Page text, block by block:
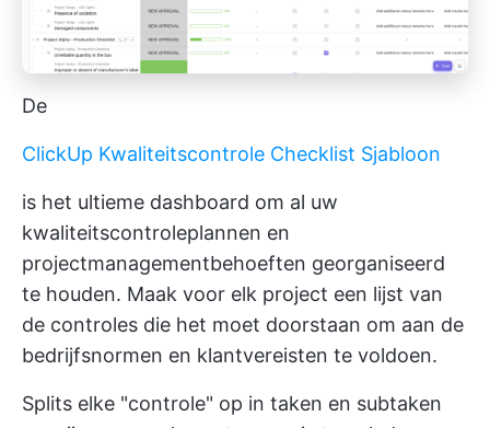
De
ClickUp Kwaliteitscontrole Checklist Sjabloon
is het ultieme dashboard om al uw
kwaliteitscontroleplannen en
projectmanagementbehoeften georganiseerd
te houden. Maak voor elk project een lijst van
de controles die het moet doorstaan om aan de
bedrijfsnormen en klantvereisten te voldoen.
Splits elke "controle" op in taken en subtaken